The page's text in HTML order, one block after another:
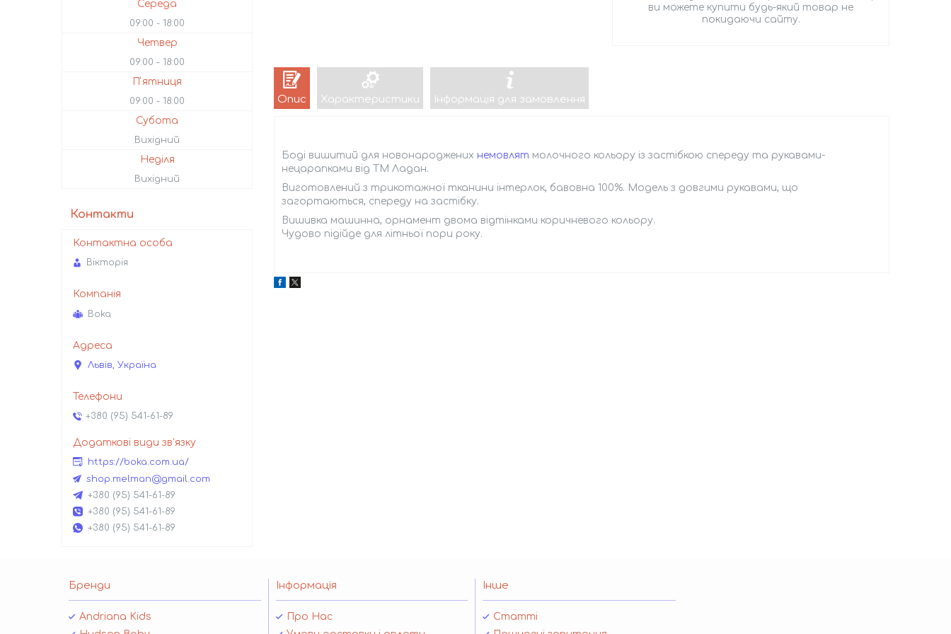
ви можете купити будь-який товар не
покидаючи сайту.
Опис Характеристики Інформація для замовлення
Боді вишитий для новонароджених немовлят молочного кольору із застібкою спереду та рукавами-
нецарапками від ТМ Ладан.
Виготовлений з трикотажної тканини інтерлок, бавовна 100%. Модель з довгими рукавами, що
загортаються, спереду на застібку.
Вишивка машинна, орнамент двома відтінками коричневого кольору.
Чудово підійде для літньої пори року.
Середа
09:00 18:00
Четвер
09:00 18:00
Пʼятниця
09:00 18:00
Субота
Вихідний
Неділя
Вихідний
Контакти
Вікторія
Boka
Львів, Україна
+380 (95) 541-61-89
https://boka.com.ua/
shop.melman@gmail.com
+380 (95) 541-61-89
+380 (95) 541-61-89
+380 (95) 541-61-89
Бренди
Andriana Kids
Інформація
Про Нас
Інше
Статті